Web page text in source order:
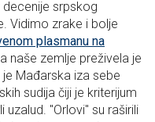
srpskog
Vidimo zrake i bolje
plasmanu na
naše zemlje preživela je
Mađarska iza sebe
sudija čiji je kriterijum
uzalud. "Orlovi" su raširili